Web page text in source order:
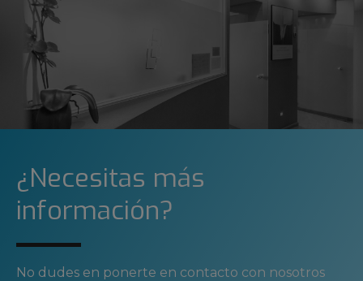
¿Necesitas más
información?
No dudes en ponerte en contacto con nosotros